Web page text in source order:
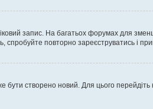
запис. На багатьох форумах для
повторно зареєструватись і
створено новий. Для цього перейдіть